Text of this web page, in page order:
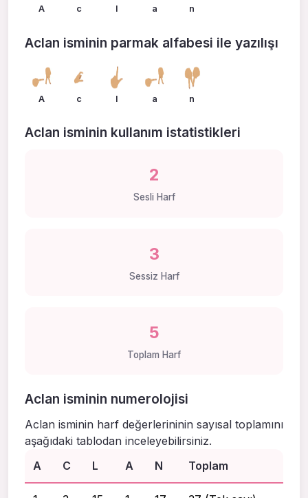
A c l a n
Aclan isminin parmak alfabesi ile yazılışı
A c l a n
Aclan isminin kullanım istatistikleri
2
Sesli Harf
3
Sessiz Harf
5
Toplam Harf
Aclan isminin numerolojisi
Aclan isminin harf değerlerininin sayısal toplamını
aşağıdaki tablodan inceleyebilirsiniz.
A
C L A N Toplam